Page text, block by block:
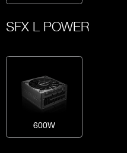
SFX L POWER
600W